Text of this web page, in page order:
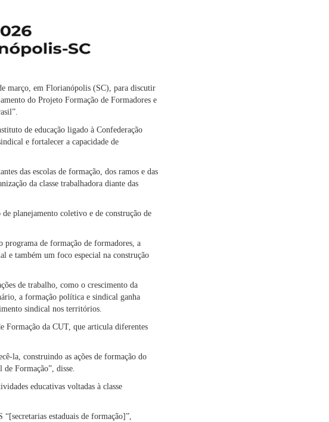
março, em Florianópolis (SC), para discutir
do Projeto Formação de Formadores e
de educação ligado à Confederação
e fortalecer a capacidade de
das escolas de formação, dos ramos e das
da classe trabalhadora diante das
planejamento coletivo e de construção de
programa de formação de formadores, a
e também um foco especial na construção
de trabalho, como o crescimento da
a formação política e sindical ganha
sindical nos territórios.
Formação da CUT, que articula diferentes
la, construindo as ações de formação do
Formação”, disse.
educativas voltadas à classe
“[secretarias estaduais de formação]”,